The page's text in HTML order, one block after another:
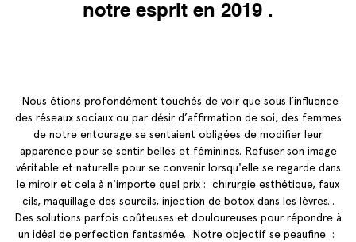
notre esprit en 2019 .
Nous étions profondément touchés de voir que sous l’influence
des réseaux sociaux ou par désir d’affirmation de soi, des femmes
de notre entourage se sentaient obligées de modifier leur
apparence pour se sentir belles et féminines. Refuser son image
véritable et naturelle pour se convenir lorsqu'elle se regarde dans
le miroir et cela à n'importe quel prix : chirurgie esthétique, faux
cils, maquillage des sourcils, injection de botox dans les lèvres...
Des solutions parfois coûteuses et douloureuses pour répondre à
un idéal de perfection fantasmée.
Notre objectif se peaufine :